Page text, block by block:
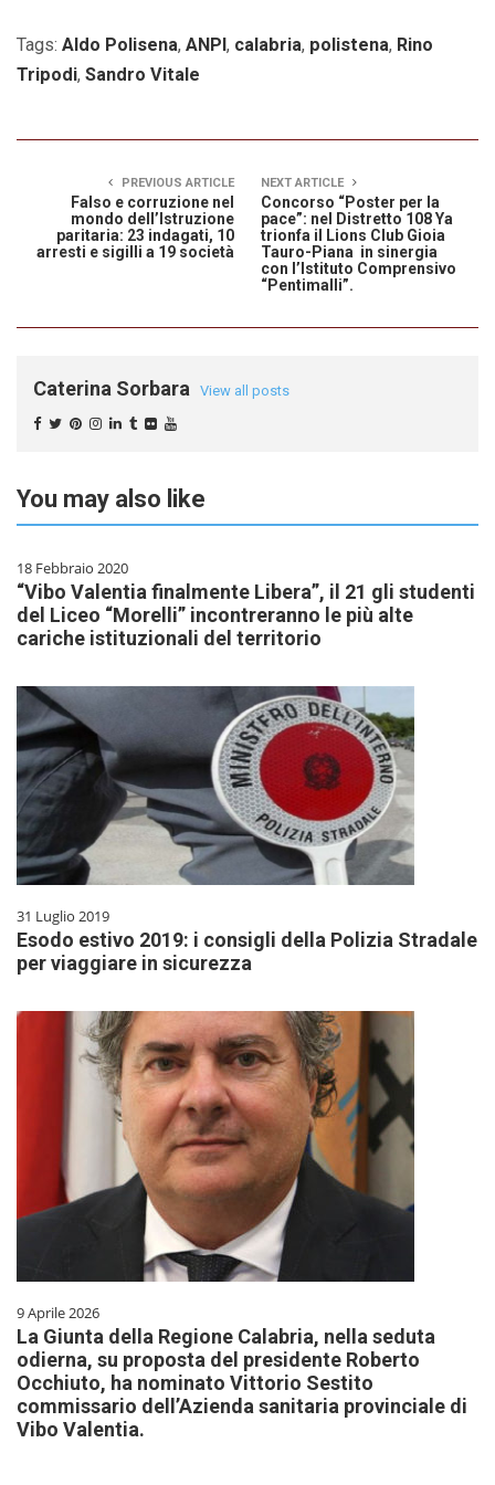
Tags: Aldo Polisena, ANPI, calabria, polistena, Rino
Tripodi, Sandro Vitale
PREVIOUS ARTICLE
Falso e corruzione nel
mondo dell’Istruzione
paritaria: 23 indagati, 10
arresti e sigilli a 19 società
NEXT ARTICLE
Concorso “Poster per la
pace”: nel Distretto 108 Ya
trionfa il Lions Club Gioia
Tauro-Piana in sinergia
con l’Istituto Comprensivo
“Pentimalli”.
Caterina Sorbara View all posts
You may also like
18 Febbraio 2020
“Vibo Valentia finalmente Libera”, il 21 gli studenti
del Liceo “Morelli” incontreranno le più alte
cariche istituzionali del territorio
31 Luglio 2019
Esodo estivo 2019: i consigli della Polizia Stradale
per viaggiare in sicurezza
9 Aprile 2026
La Giunta della Regione Calabria, nella seduta
odierna, su proposta del presidente Roberto
Occhiuto, ha nominato Vittorio Sestito
commissario dell’Azienda sanitaria provinciale di
Vibo Valentia.